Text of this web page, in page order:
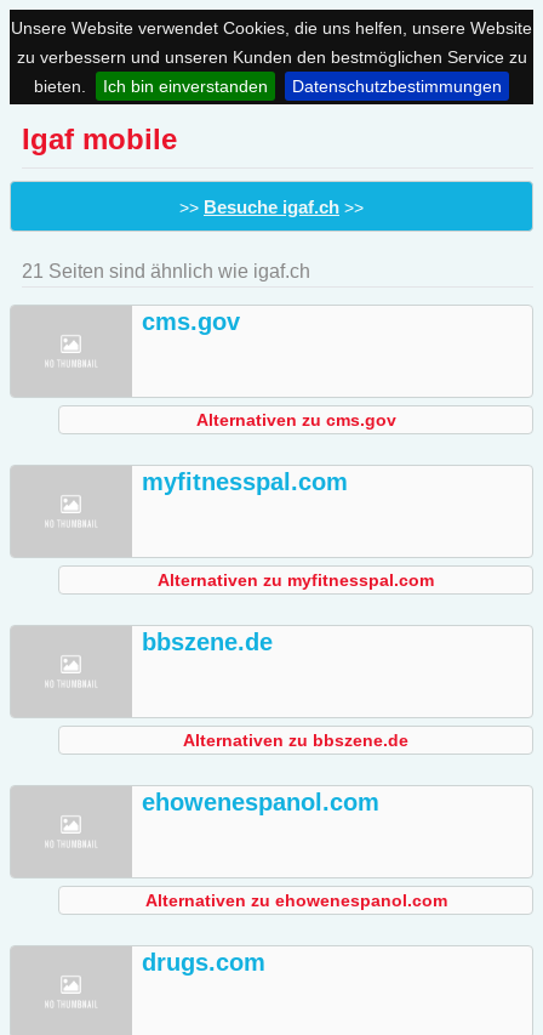
Unsere Website verwendet Cookies, die uns helfen, unsere Website
zu verbessern und unseren Kunden den bestmöglichen Service zu
bieten.
Ich bin einverstanden Datenschutzbestimmungen
Igaf mobile
>> Besuche igaf.ch >>
21 Seiten sind ähnlich wie igaf.ch
cms.gov
Alternativen zu cms.gov
myfitnesspal.com
Alternativen zu myfitnesspal.com
bbszene.de
Alternativen zu bbszene.de
ehowenespanol.com
Alternativen zu ehowenespanol.com
drugs.com